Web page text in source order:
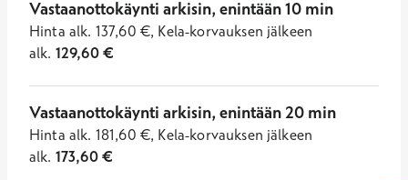
Vastaanottokäynti arkisin, enintään 10 min
Hinta alk. 137,60 €, Kela-korvauksen jälkeen
alk. 129,60€
Vastaanottokäynti arkisin, enintään 20 min
Hinta alk. 181,60 €, Kela-korvauksen jälkeen
alk. 173,60€